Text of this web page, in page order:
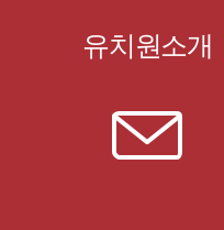
유치원소개